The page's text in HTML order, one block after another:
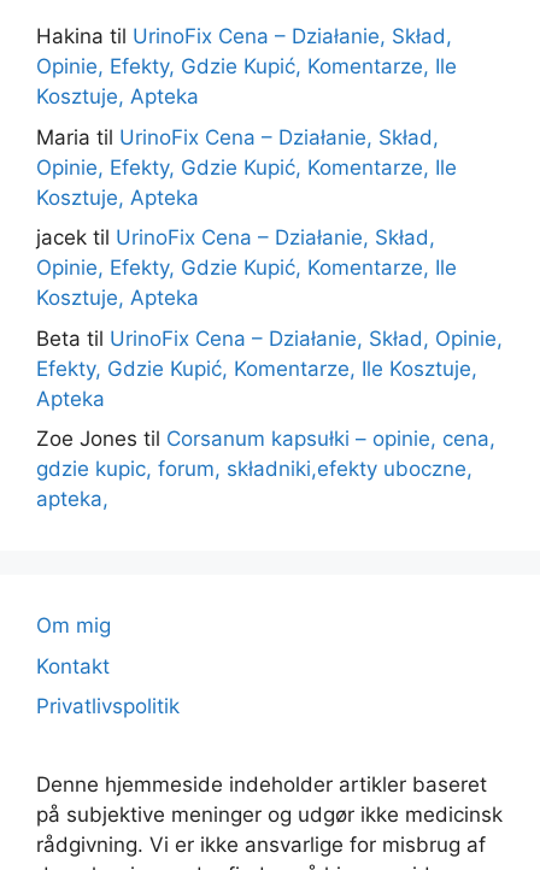
Hakina til UrinoFix Cena – Działanie, Skład,
Opinie, Efekty, Gdzie Kupić, Komentarze, Ile
Kosztuje, Apteka
Maria til UrinoFix Cena – Działanie, Skład,
Opinie, Efekty, Gdzie Kupić, Komentarze, Ile
Kosztuje, Apteka
jacek til UrinoFix Cena – Działanie, Skład,
Opinie, Efekty, Gdzie Kupić, Komentarze, Ile
Kosztuje, Apteka
Beta til UrinoFix Cena – Działanie, Skład, Opinie,
Efekty, Gdzie Kupić, Komentarze, Ile Kosztuje,
Apteka
Zoe Jones til Corsanum kapsułki – opinie, cena,
gdzie kupic, forum, składniki,efekty uboczne,
apteka,
Om mig
Kontakt
Privatlivspolitik
Denne hjemmeside indeholder artikler baseret
på subjektive meninger og udgør ikke medicinsk
rådgivning. Vi er ikke ansvarlige for misbrug af